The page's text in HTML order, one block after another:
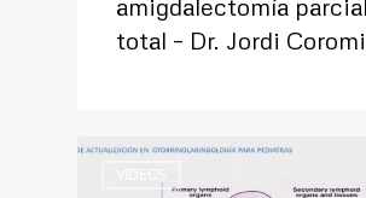
amigdalectomía
total – Dr. Jordi